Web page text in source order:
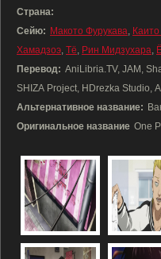
Страна:
Сейю: Макото Фурукава,
Хамадзоэ, Тё, Рин Мидзухара,
Перевод: AniLibria.TV, JAM,
SHIZA Project, HDrezka Studio,
Альтернативное название:
Оригинальное название One